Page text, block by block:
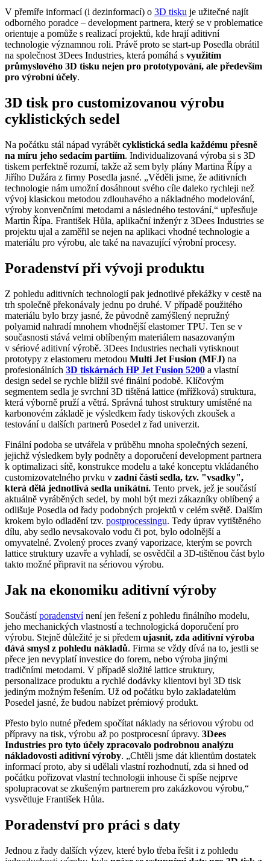
V přemíře informací (i dezinformací) o 3D tisku je užitečné najít
odborného poradce – development partnera, který se v problematice
orientuje a pomůže s realizací projektů, kde hrají aditivní
technologie významnou roli. Právě proto se start-up Posedla obrátil
na společnost 3Dees Industries, která pomáhá s využitím
průmyslového 3D tisku nejen pro prototypování, ale především
pro výrobní účely.
3D tisk pro customizovanou výrobu
cyklistických sedel
Na počátku stál nápad vyrábět cyklistická sedla každému přesně
na míru jeho sedacím partiím. Individualizovaná výroba si s 3D
tiskem perfektně rozumí, takže až sem byly plány Martina Řípy a
Jiřího Dužára z firmy Posedla jasné. „Věděli jsme, že aditivních
technologie nám umožní dosáhnout svého cíle daleko rychleji než
vývoj klasickou metodou zdlouhavého a nákladného modelování,
výroby konvenčními metodami a následného testování,“ upřesňuje
Martin Řípa. František Hůla, aplikační inženýr z 3Dees Industries se
projektu ujal a zaměřil se nejen na aplikaci vhodné technologie a
materiálu pro výrobu, ale také na navazující výrobní procesy.
Poradenství při vývoji produktu
Z pohledu aditivních technologií pak jednotlivé překážky v cestě na
trh společně překonávaly jednu po druhé. V případě použitého
materiálu bylo brzy jasné, že původně zamýšlený nepružný
polyamid nahradí mnohem vhodnější elastomer TPU. Ten se v
současnosti stává velmi oblíbeným materiálem nasazovaným
v sériové aditivní výrobě. 3Dees Industries nechali vytisknout
prototypy z elastomeru metodou Multi Jet Fusion (MFJ) na
profesionálních 3D tiskárnách HP Jet Fusion 5200 a vlastní
design sedel se rychle blížil své finální podobě. Klíčovým
segmentem sedla je svrchní 3D tištěná lattice (mřížková) struktura,
která výborně pruží a větrá. Správná tuhost struktury umístěné na
karbonovém základě je výsledkem řady tiskových zkoušek a
testování u dalších partnerů Posedel z řad univerzit.
Finální podoba se utvářela v průběhu mnoha společných sezení,
jejichž výsledkem byly podněty a doporučení development partnera
k optimalizaci sítě, konstrukce modelu a také konceptu vkládaného
customizovatelného prvku v zadní části sedla, tzv. "vsadky",
která dělá jednotlivá sedla unikátní. Tento prvek, jež je součástí
aktuálně vyráběných sedel, by mohl být mezi zákazníky oblíbený a
odlišuje Posedla od řady podobných projektů v celém světě. Dalším
krokem bylo odladění tzv. postprocessingu. Tedy úprav vytištěného
dílu, aby sedlo nevsakovalo vodu či pot, bylo odolnější a
omyvatelné. Zvolený proces zvaný vaporizace, kterým se povrch
lattice struktury uzavře a vyhladí, se osvědčil a 3D-tištěnou část bylo
takto možné připravit na sériovou výrobu.
Jak na ekonomiku aditivní výroby
Součástíporadenstvínení jen řešení z pohledu finálního modelu,
jeho mechanických vlastností a technologická doporučení pro
výrobu. Stejně důležité je si předem ujasnit, zda aditivní výroba
dává smysl z pohledu nákladů. Firma se vždy dívá na to, jestli se
přece jen nevyplatí investice do forem, nebo výroba jinými
tradičními metodami. V případě složité lattice struktury,
personalizace produktu a rychlé dodávky klientovi byl 3D tisk
jediným možným řešením. Už od počátku bylo zakladatelům
Posedel jasné, že budou nabízet prémiový produkt.
Přesto bylo nutné předem spočítat náklady na sériovou výrobu od
přípravy na tisk, výrobu až po postprocesní úpravy. 3Dees
Industries pro tyto účely zpracovalo podrobnou analýzu
nákladovosti aditivní výroby. „Chtěli jsme dát klientům dostatek
informací proto, aby si udělali vlastní rozhodnutí, zda si hned od
počátku pořizovat vlastní technologii inhouse či spíše nejprve
spolupracovat se zkušeným partnerem pro zakázkovou výrobu,“
vysvětluje František Hůla.
Poradenství pro práci s daty
Jednou z řady dalších výzev, které bylo třeba řešit i z pohledu